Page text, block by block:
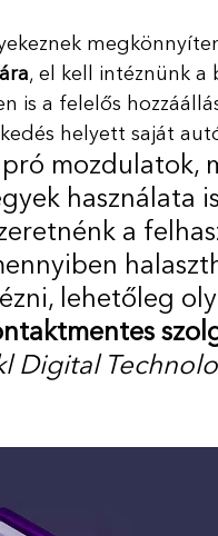
, el kell intéznünk a
is a felelős
helyett saját
mozdulatok,
használata
a
lehetőleg
Digital